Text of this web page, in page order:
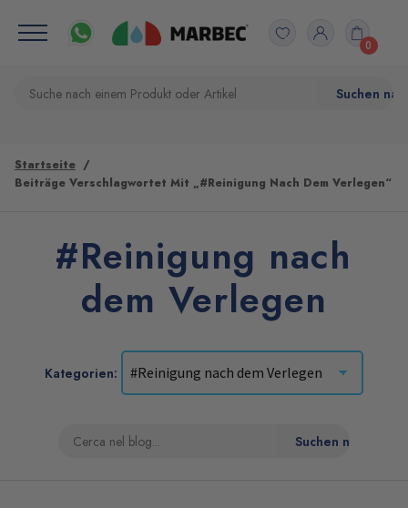
0
Startseite
Beiträge Verschlagwortet Mit „#Reinigung Nach Dem Verlegen“
#Reinigung nach
dem Verlegen
Kategorien: